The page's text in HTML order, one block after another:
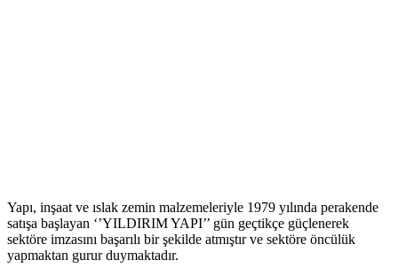
Yapı, inşaat ve ıslak zemin malzemeleriyle 1979 yılında perakende
satışa başlayan ‘’YILDIRIM YAPI’’ gün geçtikçe güçlenerek
sektöre imzasını başarılı bir şekilde atmıştır ve sektöre öncülük
yapmaktan gurur duymaktadır.